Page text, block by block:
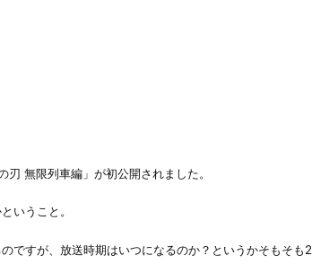
無限列車編」が初公開されました。
いうこと。
ですが、放送時期はいつになるのか？というかそもそも2